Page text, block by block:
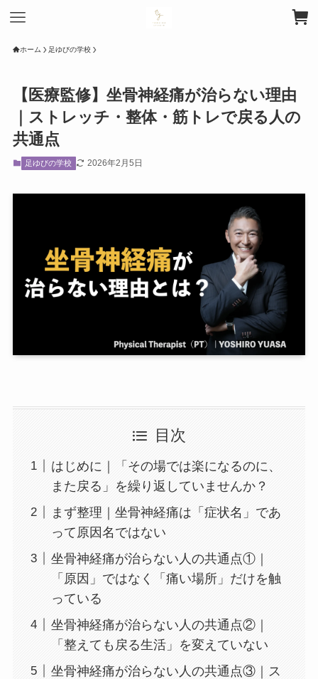
ホーム 足ゆびの学校
【医療監修】坐骨神経痛が治らない理由
｜ストレッチ・整体・筋トレで戻る人の
共通点
足ゆびの学校 2026年2月5日
目次
はじめに｜「その場では楽になるのに、
また戻る」を繰り返していませんか？
まず整理｜坐骨神経痛は「症状名」であ
って原因名ではない
坐骨神経痛が治らない人の共通点①｜
「原因」ではなく「痛い場所」だけを触
っている
坐骨神経痛が治らない人の共通点②｜
「整えても戻る生活」を変えていない
坐骨神経痛が治らない人の共通点③｜ス